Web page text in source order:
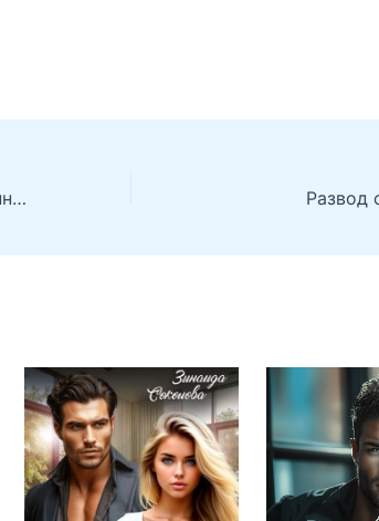
Когда боги смеются (отмеченные богами) Развод